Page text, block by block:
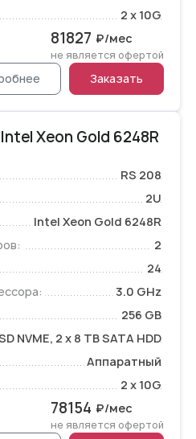
2 x 10G
81827 ₽/мес
не является офертой
Заказать
Xeon Gold 6248R
RS 208
2U
Intel Xeon Gold 6248R
2
24
3.0 GHz
256 GB
NVME, 2 x 8 TB SATA HDD
Аппаратный
2 x 10G
78154 ₽/мес
не является офертой